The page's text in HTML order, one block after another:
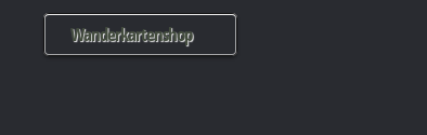
Wanderkartenshop